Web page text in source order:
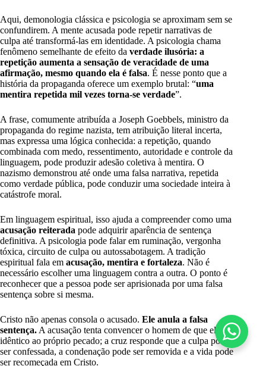
Aqui, demonologia clássica e psicologia se aproximam sem se
confundirem. A mente acusada pode repetir narrativas de
culpa até transformá-las em identidade. A psicologia chama
fenômeno semelhante de efeito da verdade ilusória: a
repetição aumenta a sensação de veracidade de uma
afirmação, mesmo quando ela é falsa. É nesse ponto que a
história da propaganda oferece um exemplo brutal: “uma
mentira repetida mil vezes torna-se verdade”.
A frase, comumente atribuída a Joseph Goebbels, ministro da
propaganda do regime nazista, tem atribuição literal incerta,
mas expressa uma lógica conhecida: a repetição, quando
combinada com medo, ressentimento, autoridade e controle da
linguagem, pode produzir adesão coletiva à mentira. O
nazismo demonstrou até onde uma falsa narrativa, repetida
como verdade pública, pode conduzir uma sociedade inteira à
catástrofe moral.
Em linguagem espiritual, isso ajuda a compreender como uma
acusação reiterada pode adquirir aparência de sentença
definitiva. A psicologia pode falar em ruminação, vergonha
tóxica, circuito de culpa ou autossabotagem. A tradição
espiritual fala em acusação, mentira e fortaleza. Não é
necessário escolher uma linguagem contra a outra. O ponto é
reconhecer que a pessoa pode ser aprisionada por uma falsa
sentença sobre si mesma.
Cristo não apenas consola o acusado. Ele anula a falsa
sentença. A acusação tenta convencer o homem de que ele é
idêntico ao próprio pecado; a cruz responde que a culpa pode
ser confessada, a condenação pode ser removida e a vida pode
ser recomeçada em Cristo.